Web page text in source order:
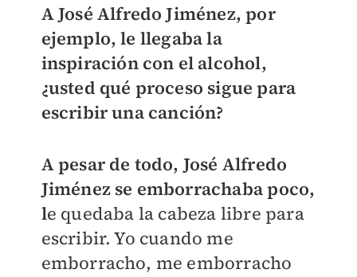
A José Alfredo Jiménez, por
ejemplo, le llegaba la
inspiración con el alcohol,
¿usted qué proceso sigue para
escribir una canción?
A pesar de todo, José Alfredo
Jiménez se emborrachaba poco,
le quedaba la cabeza libre para
escribir. Yo cuando me
emborracho, me emborracho